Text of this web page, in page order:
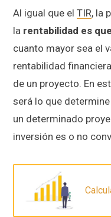
Al igual que el TIR, la
la rentabilidad es
cuanto mayor sea el
rentabilidad
de un proyecto. En
será lo que
un determinado
inversión es o no